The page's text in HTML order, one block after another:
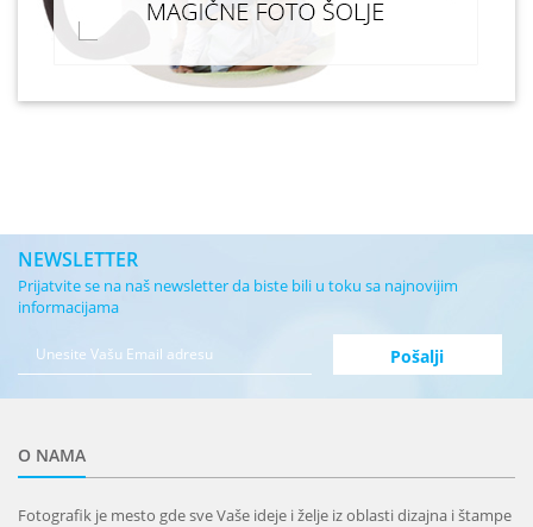
NEWSLETTER
Prijatvite se na naš newsletter da biste bili u toku sa najnovijim
informacijama
O NAMA
Fotografik je mesto gde sve Vaše ideje i želje iz oblasti dizajna i štampe